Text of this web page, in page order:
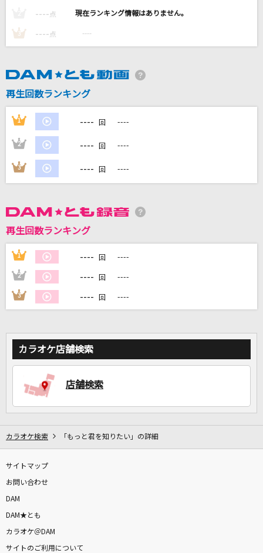
millennium parade × Belle
r-906 feat.初音ミク
RPG
SEKAI NO OWARI(世界の終わり)
アイデンティティ
サカナクション
米津玄師
ハレ晴レユカイ
涼宮ハルヒ(CV.平野綾)、長門有希(CV.茅原実里)、朝比奈みくる(CV.後藤
カラオケ最新情報をチェック！
DAMに会員登録・ログインして
---- 点 ----
3 ---- 点 ----
再生回数ランキング
1 ---- 回 ----
2 ---- 回 ----
3 ---- 回 ----
再生回数ランキング
1 ---- 回 ----
2 ---- 回 ----
3 ---- 回 ----
カラオケ店舗検索
店舗検索
カラオケ検索 「もっと君を知りたい」の詳細
サイトマップ
お問い合わせ
DAM
DAM★とも
カラオケ＠DAM
サイトのご利用について